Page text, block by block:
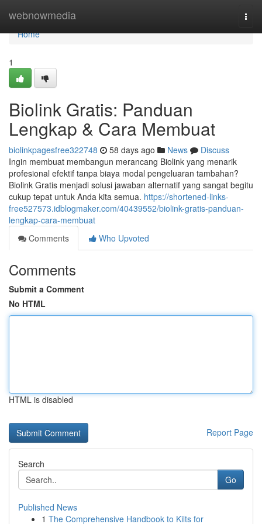
webnowmedia
Home
Home
1
Biolink Gratis: Panduan
Lengkap & Cara Membuat
biolinkpagesfree322748 58 days ago News
Discuss
Ingin membuat membangun merancang Biolink yang menarik
profesional efektif tanpa biaya modal pengeluaran tambahan?
Biolink Gratis menjadi solusi jawaban alternatif yang sangat begitu
cukup tepat untuk Anda kita semua. https://shortened-links-
free527573.idblogmaker.com/40439552/biolink-gratis-panduan-
lengkap-cara-membuat
Comments
Who Upvoted
Comments
Submit a Comment
No HTML
HTML is disabled
Report Page
Search
Go
Published News
1 The Comprehensive Handbook to Kilts for